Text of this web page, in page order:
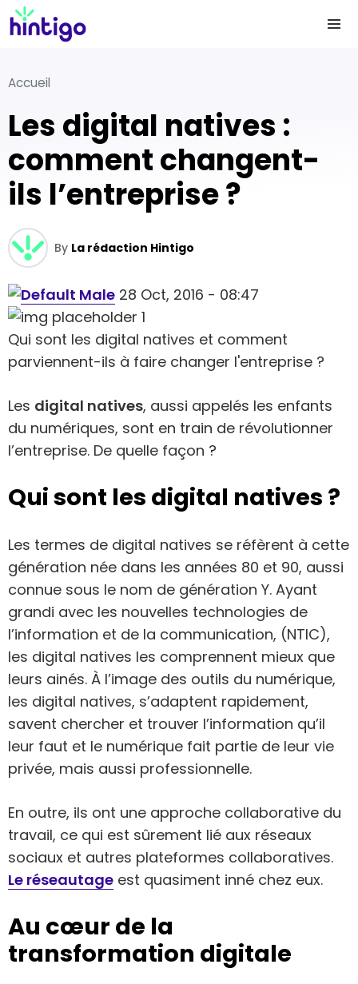
Accueil
Les digital natives :
comment changent-
ils l’entreprise ?
By La rédaction Hintigo
28 Oct, 2016 - 08:47
Qui sont les digital natives et comment
parviennent-ils à faire changer l'entreprise ?
Les digital natives, aussi appelés les enfants
du numériques, sont en train de révolutionner
l’entreprise. De quelle façon ?
Qui sont les digital natives ?
Les termes de digital natives se réfèrent à cette
génération née dans les années 80 et 90, aussi
connue sous le nom de génération Y. Ayant
grandi avec les nouvelles technologies de
l’information et de la communication, (NTIC),
les digital natives les comprennent mieux que
leurs ainés. À l’image des outils du numérique,
les digital natives, s’adaptent rapidement,
savent chercher et trouver l’information qu’il
leur faut et le numérique fait partie de leur vie
privée, mais aussi professionnelle.
En outre, ils ont une approche collaborative du
travail, ce qui est sûrement lié aux réseaux
sociaux et autres plateformes collaboratives.
Le réseautage est quasiment inné chez eux.
Au cœur de la
transformation digitale